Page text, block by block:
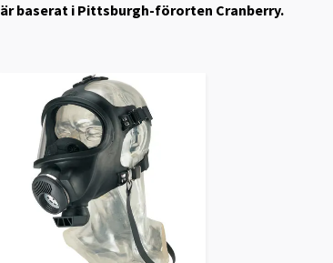
är baserat i Pittsburgh-förorten Cranberry.